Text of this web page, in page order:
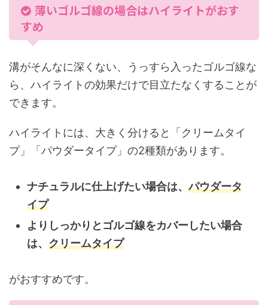
薄いゴルゴ線の場合はハイライトがおす
すめ
溝がそんなに深くない、うっすら入ったゴルゴ線な
ら、ハイライトの効果だけで目立たなくすることが
できます。
ハイライトには、大きく分けると「クリームタイ
プ」「パウダータイプ」の2種類があります。
ナチュラルに仕上げたい場合は、パウダータ
イプ
よりしっかりとゴルゴ線をカバーしたい場合
は、 クリームタイプ
がおすすめです。